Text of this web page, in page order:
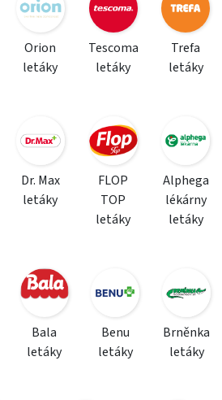
Orion
letáky
Tescoma
letáky
Trefa
letáky
Dr. Max
letáky
FLOP
TOP
letáky
Alphega
lékárny
letáky
Bala
letáky
Benu
letáky
Brněnka
letáky